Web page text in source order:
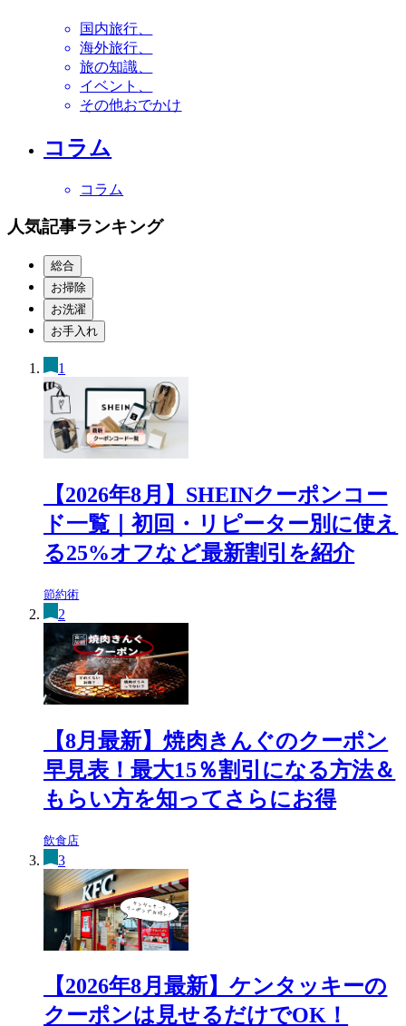
国内旅行
海外旅行
旅の知識
イベント
その他おでかけ
コラム
コラム
人気記事ランキング
総合
お掃除
お洗濯
お手入れ
1
【2026年8月】SHEINクーポンコー
ド一覧｜初回・リピーター別に使え
る25%オフなど最新割引を紹介
節約術
2
【8月最新】焼肉きんぐのクーポン
早見表！最大15％割引になる方法＆
もらい方を知ってさらにお得
飲食店
3
【2026年8月最新】ケンタッキーの
クーポンは見せるだけでOK！